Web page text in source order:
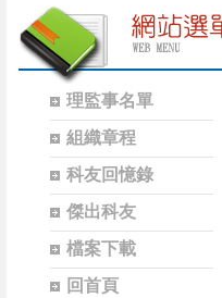
理監事名單
組織章程
科友回憶錄
傑出科友
檔案下載
回首頁